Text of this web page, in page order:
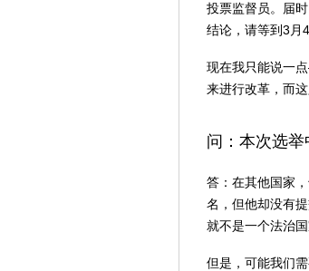
投票监督员。届时
结论，请等到3月
现在我只能说一
来进行改革，而
问：本次选
答：在其他国家
名，但他却没有
就不是一个法治国
但是，可能我们